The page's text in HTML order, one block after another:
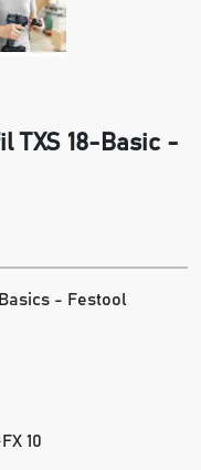
TXS 18-Basic -
- Festool
10